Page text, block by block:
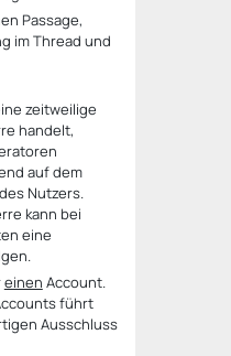
Passage,
im Thread und
zeitweilige
handelt,
auf dem
Nutzers.
kann bei
eine
einen Account.
führt
Ausschluss